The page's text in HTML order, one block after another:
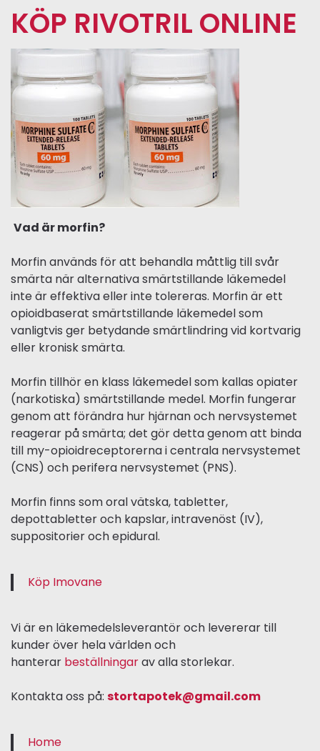
KÖP RIVOTRIL ONLINE
Vad är morfin?
Morfin används för att behandla måttlig till svår
smärta när alternativa smärtstillande läkemedel
inte är effektiva eller inte tolereras. Morfin är ett
opioidbaserat smärtstillande läkemedel som
vanligtvis ger betydande smärtlindring vid kortvarig
eller kronisk smärta.
Morfin tillhör en klass läkemedel som kallas opiater
(narkotiska) smärtstillande medel. Morfin fungerar
genom att förändra hur hjärnan och nervsystemet
reagerar på smärta; det gör detta genom att binda
till my-opioidreceptorerna i centrala nervsystemet
(CNS) och perifera nervsystemet (PNS).
Morfin finns som oral vätska, tabletter,
depottabletter och kapslar, intravenöst (IV),
suppositorier och epidural.
Köp Imovane
Vi är en läkemedelsleverantör och levererar till
kunder över hela världen och
hanterar beställningarav alla storlekar.
Kontakta oss på: stortapotek@gmail.com
Home